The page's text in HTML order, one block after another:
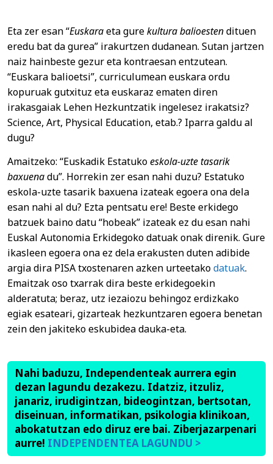
Eta zer esan “Euskaraeta gurekultura balioestendituen
eredu bat da gurea” irakurtzen dudanean. Sutan jartzen
naiz hainbeste gezur eta kontraesan entzutean.
“Euskara balioetsi”, curriculumean euskara ordu
kopuruak gutxituz eta euskaraz ematen diren
irakasgaiak Lehen Hezkuntzatik ingelesez irakatsiz?
Science, Art, Physical Education, etab.? Iparra galdu al
dugu?
Amaitzeko: “Euskadik Estatukoeskola-uzte tasarik
baxuenadu”. Horrekin zer esan nahi duzu? Estatuko
eskola-uzte tasarik baxuena izateak egoera ona dela
esan nahi al du? Ezta pentsatu ere! Beste erkidego
batzuek baino datu “hobeak” izateak ez du esan nahi
Euskal Autonomia Erkidegoko datuak onak direnik. Gure
ikasleen egoera ona ez dela erakusten duten adibide
argia dira PISA txostenaren azken urteetakodatuak.
Emaitzak oso txarrak dira beste erkidegoekin
alderatuta; beraz, utz iezaiozu behingoz erdizkako
egiak esateari, gizarteak hezkuntzaren egoera benetan
zein den jakiteko eskubidea dauka-eta.
Nahi baduzu, Independenteak aurrera egin
dezan lagundu dezakezu. Idatziz, itzuliz,
janariz, irudigintzan, bideogintzan, bertsotan,
diseinuan, informatikan, psikologia klinikoan,
abokatutzan edo diruz ere bai. Ziberjazarpenari
aurre! INDEPENDENTEA LAGUNDU >